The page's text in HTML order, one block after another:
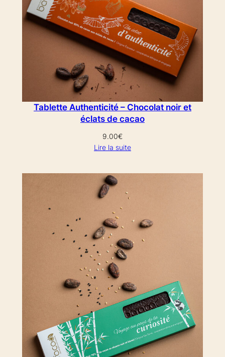
Tablette Authenticité – Chocolat noir et
éclats de cacao
9.00€
Lire la suite